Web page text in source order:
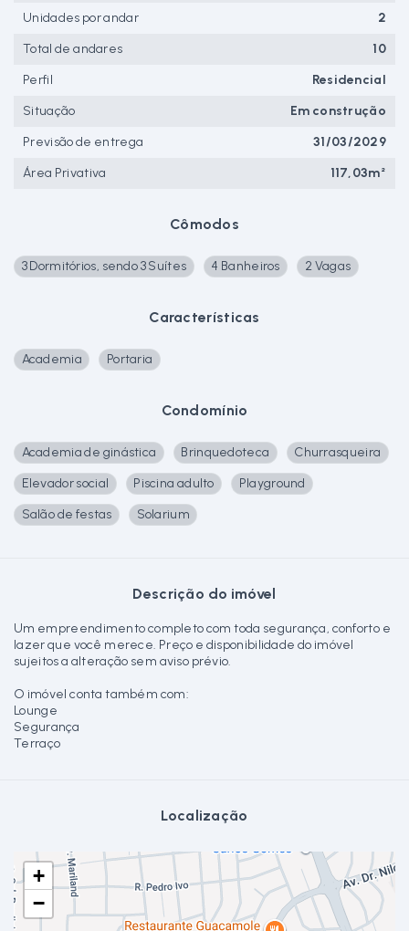
Cômodos
3 Dormitórios, sendo 3 Suítes 4 Banheiros 2 Vagas
Características
Academia Portaria
Condomínio
Academia de ginástica Brinquedoteca
Churrasqueira
Elevador social
Piscina adulto
Playground
Salão de festas
Solarium
Descrição do imóvel
Um empreendimento completo com toda segurança, conforto e
lazer que você merece. Preço e disponibilidade do imóvel
sujeitos a alteração sem aviso prévio.
O imóvel conta também com:
Lounge
Segurança
Terraço
Localização
+
−
Unidades por andar
2
Total de andares
10
Perfil
Residencial
Situação
Em construção
Previsão de entrega
31/03/2029
Área Privativa
117,03m²